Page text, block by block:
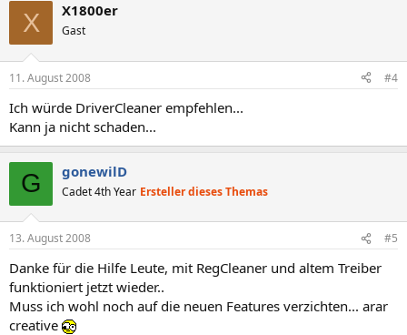
X X1800er
Gast
11. August 2008 #4
Ich würde DriverCleaner empfehlen...
Kann ja nicht schaden...
G gonewilD
Cadet 4th Year Ersteller dieses Themas
13. August 2008 #5
Danke für die Hilfe Leute, mit RegCleaner und altem Treiber
funktioniert jetzt wieder..
Muss ich wohl noch auf die neuen Features verzichten... arar
creative